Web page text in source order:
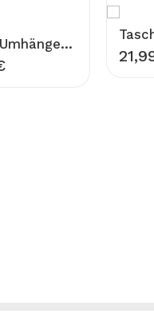
Damentasche Umhängetasche Crossbody-Tasche mit gestepptem Rautenmuster und Kettenriemen Rosa PU Leder Design PINA